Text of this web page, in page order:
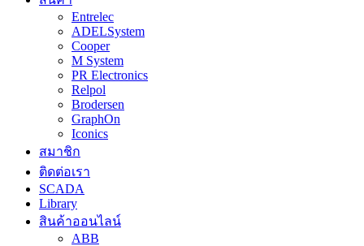
Entrelec
ADELSystem
Cooper
M System
PR Electronics
Relpol
Brodersen
GraphOn
Iconics
สมาชิก
ติดต่อเรา
SCADA
Library
สินค้าออนไลน์
ABB